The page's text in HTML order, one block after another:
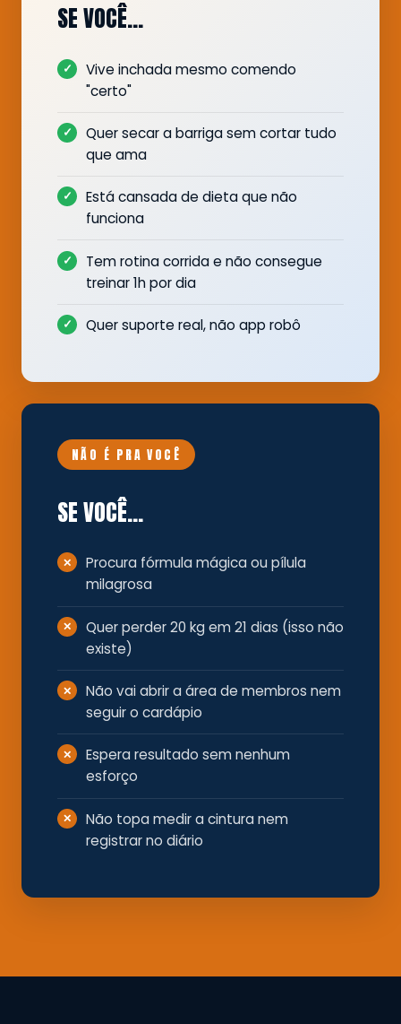
SE VOCÊ…
Vive inchada mesmo comendo
"certo"
Quer secar a barriga sem cortar tudo
que ama
Está cansada de dieta que não
funciona
Tem rotina corrida e não consegue
treinar 1h por dia
Quer suporte real, não app robô
NÃO É PRA VOCÊ
SE VOCÊ…
Procura fórmula mágica ou pílula
milagrosa
Quer perder 20 kg em 21 dias (isso não
existe)
Não vai abrir a área de membros nem
seguir o cardápio
Espera resultado sem nenhum
esforço
Não topa medir a cintura nem
registrar no diário